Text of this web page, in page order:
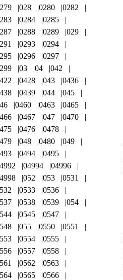
028 0280
0282
0284
0285
0288 0289
029
0293
0294
0296
0297
03 04
042
0428 043
0436
0439 044
045
0460 0463
0465
0467 047
0470
0476
0478
048 0480
049
0494
0495
04994
04996
052 053
0531
0533
0536
0538 0539
054
0545
0547
055 0550
0551
0554
0555
0557
0558
0562
0563
0565
0566